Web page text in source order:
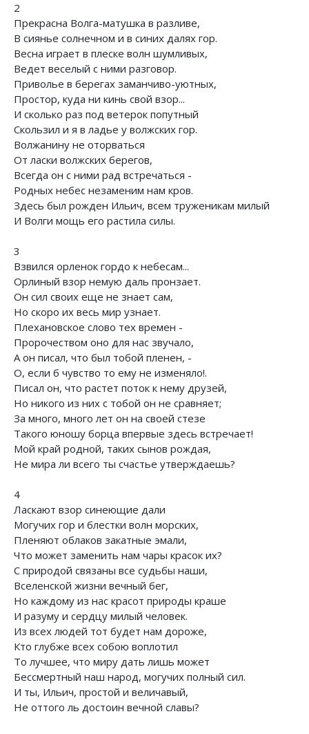
2
Прекрасна Волга-матушка в разливе,
В сиянье солнечном и в синих далях гор.
Весна играет в плеске волн шумливых,
Ведет веселый с ними разговор.
Приволье в берегах заманчиво-уютных,
Простор, куда ни кинь свой взор...
И сколько раз под ветерок попутный
Скользил и я в ладье у волжских гор.
Волжанину не оторваться
От ласки волжских берегов,
Всегда он с ними рад встречаться -
Родных небес незаменим нам кров.
Здесь был рожден Ильич, всем труженикам милый
И Волги мощь его растила силы.
3
Взвился орленок гордо к небесам...
Орлиный взор немую даль пронзает.
Он сил своих еще не знает сам,
Но скоро их весь мир узнает.
Плехановское слово тех времен -
Пророчеством оно для нас звучало,
А он писал, что был тобой пленен, -
О, если б чувство то ему не изменяло!.
Писал он, что растет поток к нему друзей,
Но никого из них с тобой он не сравняет;
За много, много лет он на своей стезе
Такого юношу борца впервые здесь встречает!
Мой край родной, таких сынов рождая,
Не мира ли всего ты счастье утверждаешь?
4
Ласкают взор синеющие дали
Могучих гор и блестки волн морских,
Пленяют облаков закатные эмали,
Что может заменить нам чары красок их?
С природой связаны все судьбы наши,
Вселенской жизни вечный бег,
Но каждому из нас красот природы краше
И разуму и сердцу милый человек.
Из всех людей тот будет нам дороже,
Кто глубже всех собою воплотил
То лучшее, что миру дать лишь может
Бессмертный наш народ, могучих полный сил.
И ты, Ильич, простой и величавый,
Не оттого ль достоин вечной славы?